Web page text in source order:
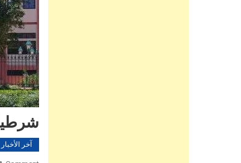
آخر الأخبار